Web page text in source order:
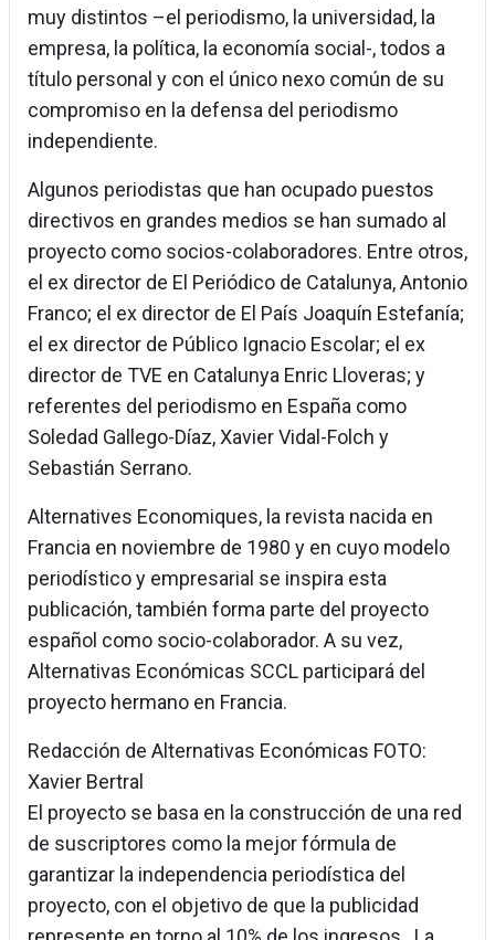
muy distintos –el periodismo, la universidad, la
empresa, la política, la economía social-, todos a
título personal y con el único nexo común de su
compromiso en la defensa del periodismo
independiente.
Algunos periodistas que han ocupado puestos
directivos en grandes medios se han sumado al
proyecto como socios-colaboradores. Entre otros,
el ex director de El Periódico de Catalunya, Antonio
Franco; el ex director de El País Joaquín Estefanía;
el ex director de Público Ignacio Escolar; el ex
director de TVE en Catalunya Enric Lloveras; y
referentes del periodismo en España como
Soledad Gallego-Díaz, Xavier Vidal-Folch y
Sebastián Serrano.
Alternatives Economiques, la revista nacida en
Francia en noviembre de 1980 y en cuyo modelo
periodístico y empresarial se inspira esta
publicación, también forma parte del proyecto
español como socio-colaborador. A su vez,
Alternativas Económicas SCCL participará del
proyecto hermano en Francia.
Redacción de Alternativas Económicas FOTO:
Xavier Bertral
El proyecto se basa en la construcción de una red
de suscriptores como la mejor fórmula de
garantizar la independencia periodística del
proyecto, con el objetivo de que la publicidad